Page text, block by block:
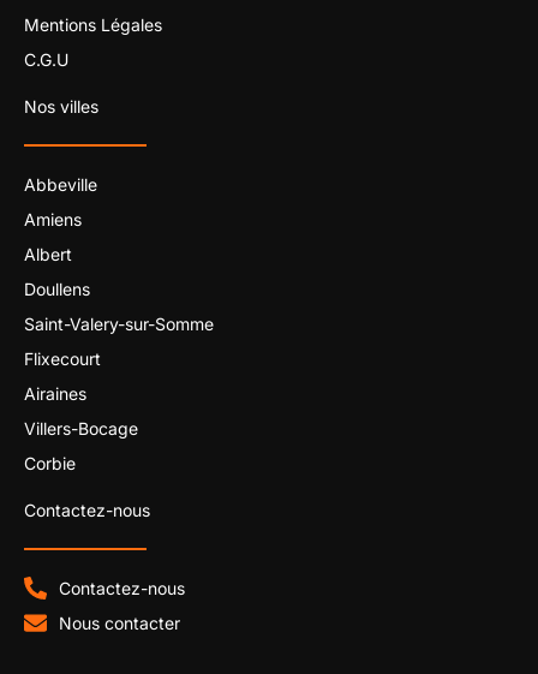
Mentions Légales
C.G.U
Nos villes
Abbeville
Amiens
Albert
Doullens
Saint-Valery-sur-Somme
Flixecourt
Airaines
Villers-Bocage
Corbie
Contactez-nous
Contactez-nous
Nous contacter